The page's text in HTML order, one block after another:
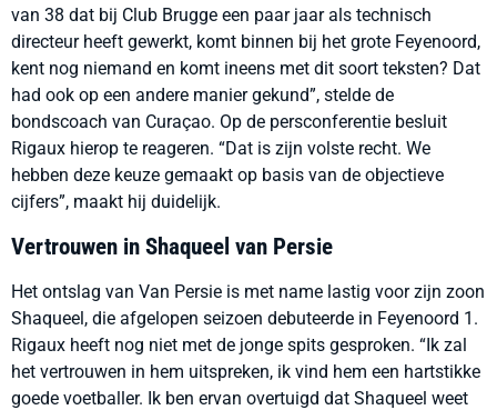
van 38 dat bij Club Brugge een paar jaar als technisch
directeur heeft gewerkt, komt binnen bij het grote Feyenoord,
kent nog niemand en komt ineens met dit soort teksten? Dat
had ook op een andere manier gekund”, stelde de
bondscoach van Curaçao. Op de persconferentie besluit
Rigaux hierop te reageren. “Dat is zijn volste recht. We
hebben deze keuze gemaakt op basis van de objectieve
cijfers”, maakt hij duidelijk.
Vertrouwen in Shaqueel van Persie
Het ontslag van Van Persie is met name lastig voor zijn zoon
Shaqueel, die afgelopen seizoen debuteerde in Feyenoord 1.
Rigaux heeft nog niet met de jonge spits gesproken. “Ik zal
het vertrouwen in hem uitspreken, ik vind hem een hartstikke
goede voetballer. Ik ben ervan overtuigd dat Shaqueel weet